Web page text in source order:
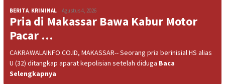
BERITA, KRIMINAL Agustus 4, 2026
Pria di Makassar Bawa Kabur Motor
Pacar …
CAKRAWALAINFO.CO.ID, MAKASSAR-- Seorang pria berinisial HS alias
U (32) ditangkap aparat kepolisian setelah diduga Baca
Selengkapnya